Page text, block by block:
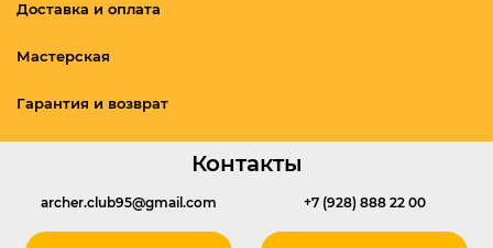
Доставка и оплата
Мастерская
Гарантия и возврат
Контакты
archer.club95@gmail.com +7 (928) 888 22 00